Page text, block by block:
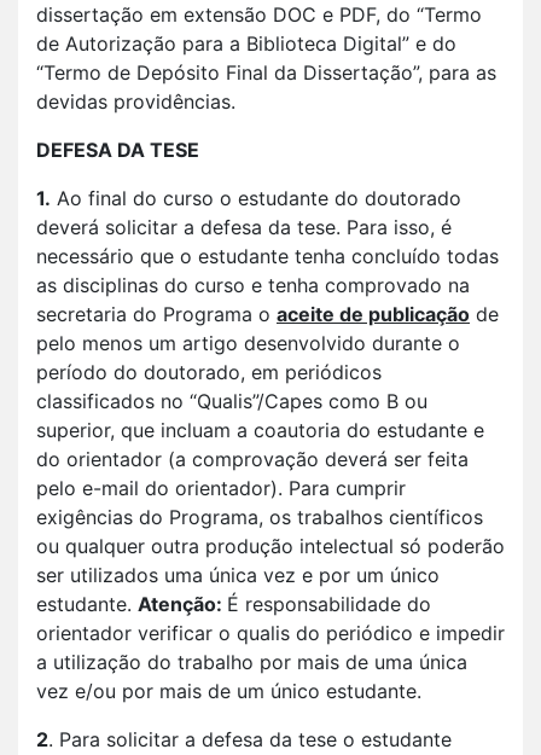
dissertação em extensão DOC e PDF, do “Termo
de Autorização para a Biblioteca Digital” e do
“Termo de Depósito Final da Dissertação”, para as
devidas providências.
DEFESA DA TESE
1. Ao final do curso o estudante do doutorado
deverá solicitar a defesa da tese. Para isso, é
necessário que o estudante tenha concluído todas
as disciplinas do curso e tenha comprovado na
secretaria do Programa o aceite de publicação de
pelo menos um artigo desenvolvido durante o
período do doutorado, em periódicos
classificados no “Qualis”/Capes como B ou
superior, que incluam a coautoria do estudante e
do orientador (a comprovação deverá ser feita
pelo e-mail do orientador). Para cumprir
exigências do Programa, os trabalhos científicos
ou qualquer outra produção intelectual só poderão
ser utilizados uma única vez e por um único
estudante. Atenção: É responsabilidade do
orientador verificar o qualis do periódico e impedir
a utilização do trabalho por mais de uma única
vez e/ou por mais de um único estudante.
2. Para solicitar a defesa da tese o estudante